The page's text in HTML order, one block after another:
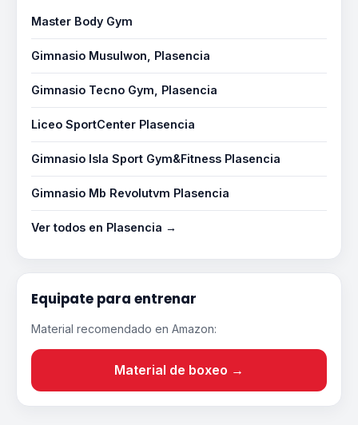
Master Body Gym
Gimnasio Musulwon, Plasencia
Gimnasio Tecno Gym, Plasencia
Liceo SportCenter Plasencia
Gimnasio Isla Sport Gym&Fitness Plasencia
Gimnasio Mb Revolutvm Plasencia
Ver todos en Plasencia →
Equipate para entrenar
Material recomendado en Amazon:
Material de boxeo →